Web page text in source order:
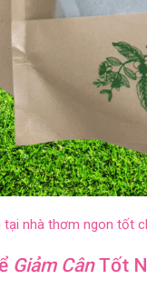
tại nhà thơm ngon tốt
Giảm CânTốt